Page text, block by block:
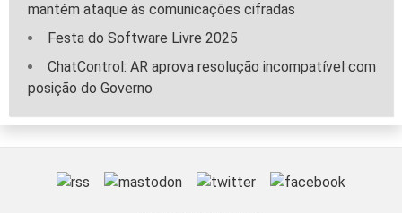
mantém ataque às comunicações cifradas
Festa do Software Livre 2025
ChatControl: AR aprova resolução incompatível com
posição do Governo